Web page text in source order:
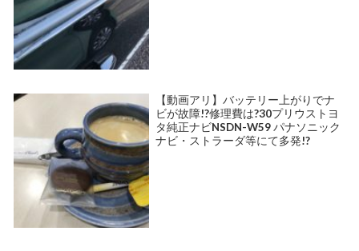
【動画アリ】バッテリー上がりでナ
ビが故障!?修理費は?30プリウストヨ
タ純正ナビNSDN-W59 パナソニック
ナビ・ストラーダ等にて多発!?